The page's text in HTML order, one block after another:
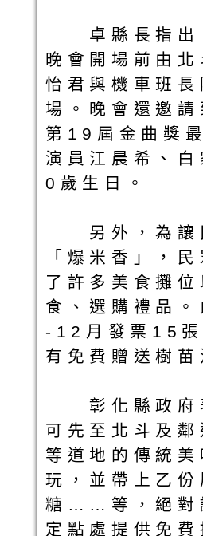
卓縣長指出，
晚會開場前由
怡君與機車班
場。晚會還邀
第19屆金曲獎
演員江晨希、
0歲生日。
另外，為讓民
「爆米香」，
了許多美食攤
食、選購禮品
-12月發票15張
有免費贈送樹
彰化縣政府表
可先至北斗及
等道地的傳統
玩，並帶上乙
糖……等，絕對
定點處提供免